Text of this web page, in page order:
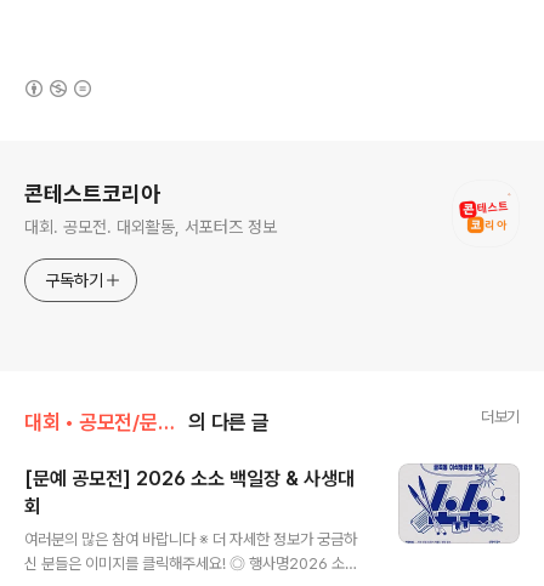
콘테스트코리아
대회. 공모전. 대외활동, 서포터즈 정보
구독하기
대회 • 공모전/문학 • 문예 • 네이밍 • 슬로건 의 다른 글 더보기
[문예 공모전] 2026 소소 백일장 & 사생대
회
여러분의 많은 참여 바랍니다 ※ 더 자세한 정보가 궁금하
신 분들은 이미지를 클릭해주세요! ◎ 행사명2026 소소